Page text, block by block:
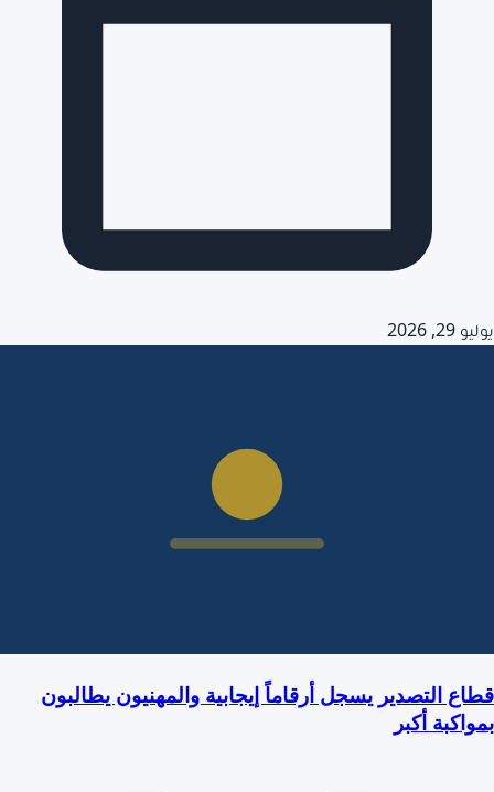
يوليو 29, 2026
قطاع التصدير يسجل أرقاماً إيجابية والمهنيون يطالبون
بمواكبة أكبر